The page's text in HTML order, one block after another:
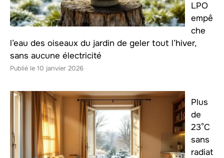
LPO
empê
che
l’eau des oiseaux du jardin de geler tout l’hiver,
sans aucune électricité
10 janvier 2026
Plus
de
23°C
sans
radiat